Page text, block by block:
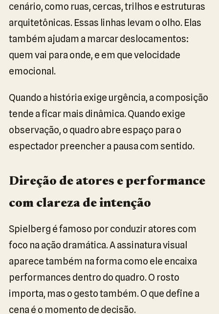
cenário, como ruas, cercas, trilhos e estruturas
arquitetônicas. Essas linhas levam o olho. Elas
também ajudam a marcar deslocamentos:
quem vai para onde, e em que velocidade
emocional.
Quando a história exige urgência, a composição
tende a ficar mais dinâmica. Quando exige
observação, o quadro abre espaço para o
espectador preencher a pausa com sentido.
Direção de atores e performance
com clareza de intenção
Spielberg é famoso por conduzir atores com
foco na ação dramática. A assinatura visual
aparece também na forma como ele encaixa
performances dentro do quadro. O rosto
importa, mas o gesto também. O que define a
cena é o momento de decisão.